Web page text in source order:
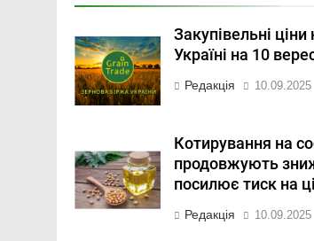
Закупівельні
Україні на 10
Редакція 10.09.2025
Котирування на
продовжують
посилює тиск на
Редакція 10.09.2025